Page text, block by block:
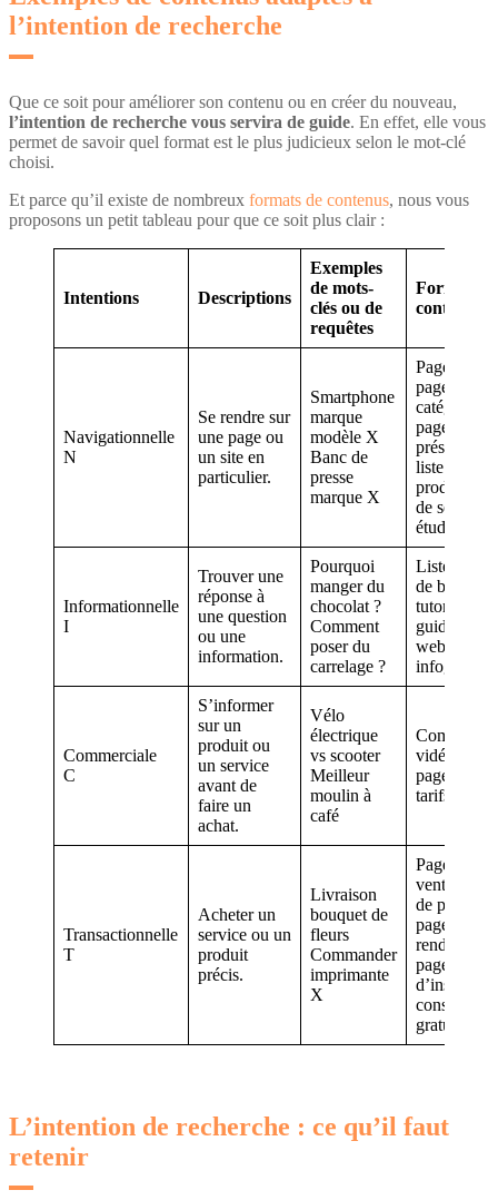
l’intention de recherche
Que ce soit pour améliorer son contenu ou en créer du nouveau,
l’intention de recherche vous servira de guide. En effet, elle vous
permet de savoir quel format est le plus judicieux selon le mot-clé
choisi.
Et parce qu’il existe de nombreux formats de contenus, nous vous
proposons un petit tableau pour que ce soit plus clair :
Intentions Descriptions
Exemples
de mots-
clés ou de
requêtes
Formats
contenus
Navigationnelle
N
Se rendre sur
une page ou
un site en
particulier.
Smartphone
marque
modèle X
Banc de
presse
marque X
Page
page
catégorie,
page de
liste de
produits et
de services,
étude de
Informationnelle
I
Trouver une
réponse à
une question
ou une
information.
Pourquoi
manger du
chocolat ?
Comment
poser du
carrelage ?
Liste,
de blog,
tutoriel,
guide,
webinaire,
infographie
Commerciale
C
S’informer
sur un
produit ou
un service
avant de
faire un
achat.
Vélo
électrique
vs scooter
Meilleur
moulin à
café
Comparatif,
vidéo
page de
tarifs
Transactionnelle
T
Acheter un
service ou un
produit
précis.
Livraison
bouquet de
fleurs
Commander
imprimante
X
Page de
vente, page
de produit,
page de
rendez-
page
gratuite
L’intention de recherche : ce qu’il faut
retenir